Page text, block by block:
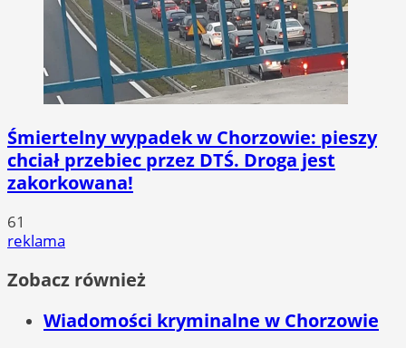
Śmiertelny wypadek w Chorzowie: pieszy
chciał przebiec przez DTŚ. Droga jest
zakorkowana!
61
reklama
Zobacz również
Wiadomości kryminalne w Chorzowie